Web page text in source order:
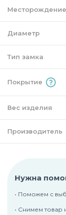
Месторождение
Диаметр
Тип замка
Покрытие
Вес изделия
Производитель
Нужна
• Поможем с
• Снимем товар